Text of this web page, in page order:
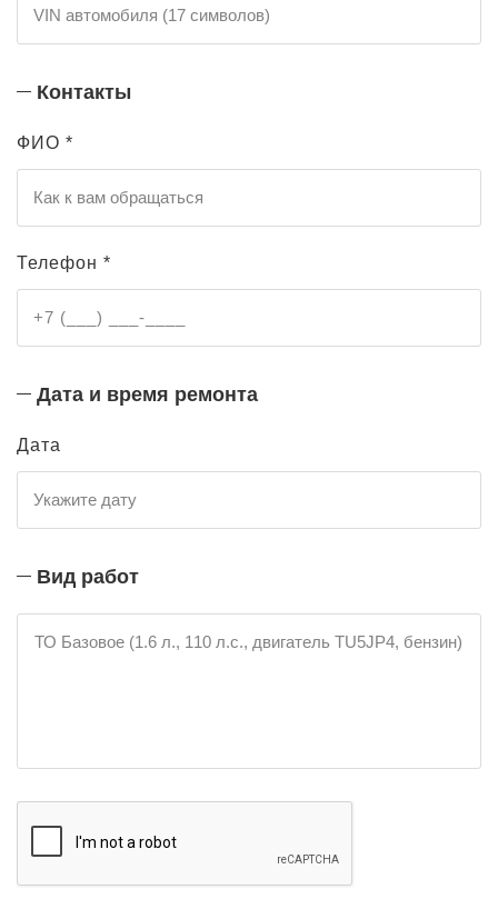
Контакты
ФИО *
Телефон *
Дата и время ремонта
Дата
Вид работ